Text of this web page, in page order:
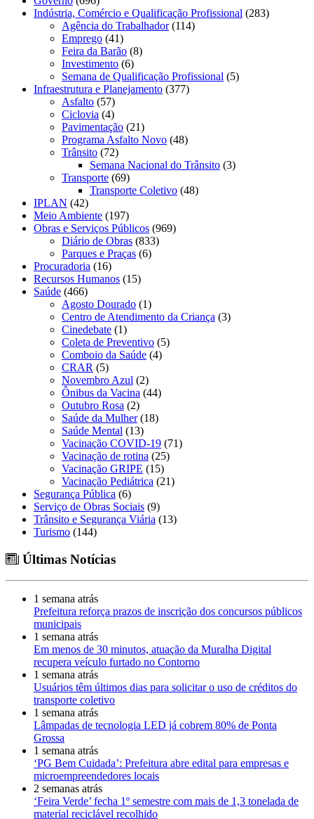
Indústria, Comércio e Qualificação Profissional (283)
Agência do Trabalhador(114)
Emprego (41)
Feira da Barão (8)
Investimento (6)
Semana de Qualificação Profissional (5)
Infraestrutura e Planejamento (377)
Asfalto (57)
Ciclovia (4)
Pavimentação (21)
Programa Asfalto Novo (48)
Trânsito (72)
Semana Nacional do Trânsito (3)
Transporte (69)
Transporte Coletivo (48)
IPLAN (42)
Meio Ambiente (197)
Obras e Serviços Públicos (969)
Diário de Obras (833)
Parques e Praças (6)
Procuradoria (16)
Recursos Humanos (15)
Saúde (466)
Agosto Dourado (1)
Centro de Atendimento da Criança (3)
Cinedebate (1)
Coleta de Preventivo (5)
Comboio da Saúde (4)
CRAR (5)
Novembro Azul (2)
Ônibus da Vacina (44)
Outubro Rosa (2)
Saúde da Mulher(18)
Saúde Mental (13)
Vacinação COVID-19 (71)
Vacinação de rotina (25)
Vacinação GRIPE (15)
Vacinação Pediátrica (21)
Segurança Pública (6)
Serviço de Obras Sociais (9)
Trânsito e Segurança Viária (13)
Turismo (144)
Últimas Notícias
1 semana atrás
Prefeitura reforça prazos de inscrição dos concursos públicos
municipais
1 semana atrás
Em menos de 30 minutos, atuação da Muralha Digital
recupera veículo furtado no Contorno
1 semana atrás
Usuários têm últimos dias para solicitar o uso de créditos do
transporte coletivo
1 semana atrás
Lâmpadas de tecnologia LED já cobrem 80% de Ponta
Grossa
1 semana atrás
‘PG Bem Cuidada’: Prefeitura abre edital para empresas e
microempreendedores locais
2 semanas atrás
‘Feira Verde’ fecha 1º semestre com mais de 1,3 tonelada de
material reciclável recolhido